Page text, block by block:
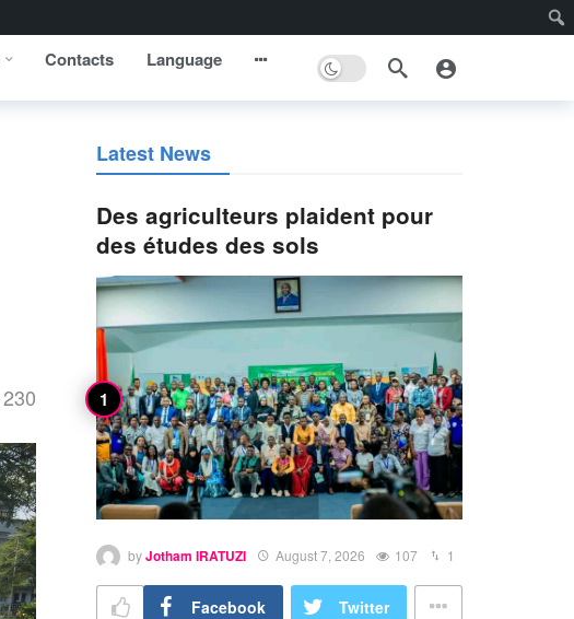
Contacts Language
230
Latest News
Des agriculteurs plaident pour
des études des sols
byJotham IRATUZI August 7, 2026 107 1
Facebook Twitter